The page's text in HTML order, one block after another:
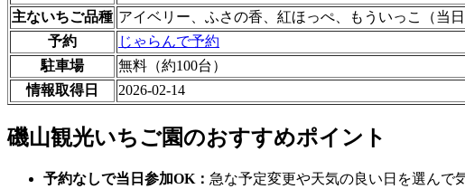
主ないちご品種 アイベリー、ふさの香、紅ほっぺ、もういっこ（当
予約
じゃらんで予約
駐車場
無料（約100台）
情報取得日
2026-02-14
磯山観光いちご園のおすすめポイント
予約なしで当日参加OK： 急な予定変更や天気の良い日を選んで